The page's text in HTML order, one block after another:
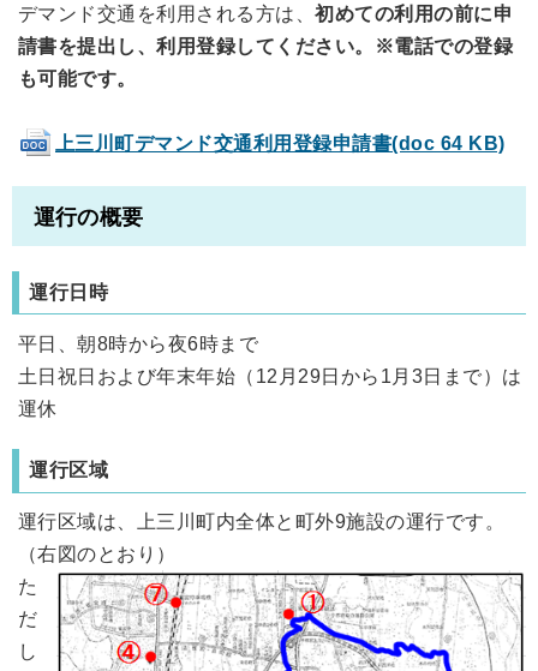
デマンド交通を利用される方は、初めての利用の前に申
請書を提出し、利用登録してください。
※電話での登録
も可能です。
上三川町デマンド交通利用登録申請書(doc 64 KB)
運行の概要
運行日時
平日、朝8時から夜6時まで
土日祝日および年末年始（12月29日から1月3日まで）は
運休
運行区域
運行区域は、上三川町内全体と町外9施設の運行です。
（右図のとおり）
た
だ
し